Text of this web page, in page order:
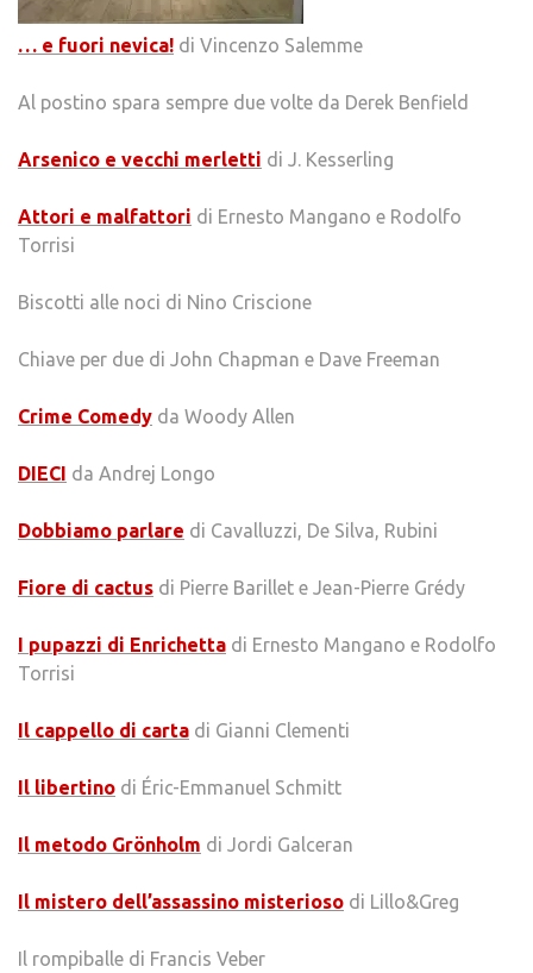
… e fuori nevica! di Vincenzo Salemme
Al postino spara sempre due volte da Derek Benfield
Arsenico e vecchi merletti di J. Kesserling
Attori e malfattori di Ernesto Mangano e Rodolfo
Torrisi
Biscotti alle noci di Nino Criscione
Chiave per due di John Chapman e Dave Freeman
Crime Comedy da Woody Allen
DIECI da Andrej Longo
Dobbiamo parlare di Cavalluzzi, De Silva, Rubini
Fiore di cactus di Pierre Barillet e Jean-Pierre Grédy
I pupazzi di Enrichetta di Ernesto Mangano e Rodolfo
Torrisi
Il cappello di carta di Gianni Clementi
Il libertino di Éric-Emmanuel Schmitt
Il metodo Grönholm di Jordi Galceran
Il mistero dell’assassino misterioso di Lillo&Greg
Il rompiballe di Francis Veber